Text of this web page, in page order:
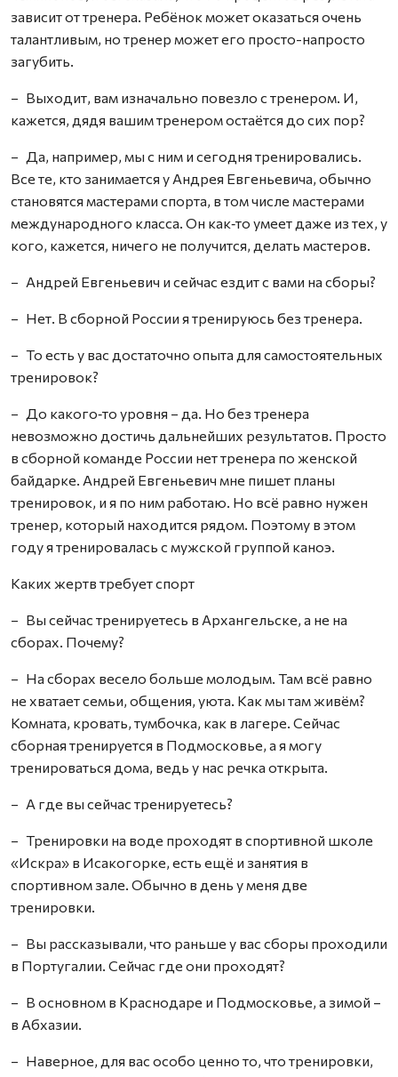
зависит от тренера. Ребёнок может оказаться очень
талантливым, но тренер может его просто-напросто
загубить.
– Выходит, вам изначально повезло с тренером. И,
кажется, дядя вашим тренером остаётся до сих пор?
– Да, например, мы с ним и сегодня тренировались.
Все те, кто занимается у Андрея Евгеньевича, обычно
становятся мастерами спорта, в том числе мастерами
международного класса. Он как‑то умеет даже из тех, у
кого, кажется, ничего не получится, делать мастеров.
– Андрей Евгеньевич и сейчас ездит с вами на сборы?
– Нет. В сборной России я тренируюсь без тренера.
– То есть у вас достаточно опыта для самостоятельных
тренировок?
– До какого‑то уровня – да. Но без тренера
невозможно достичь дальнейших результатов. Просто
в сборной команде России нет тренера по женской
байдарке. Андрей Евгеньевич мне пишет планы
тренировок, и я по ним работаю. Но всё равно нужен
тренер, который находится рядом. Поэтому в этом
году я тренировалась с мужской группой каноэ.
Каких жертв требует спорт
– Вы сейчас тренируетесь в Архангельске, а не на
сборах. Почему?
– На сборах весело больше молодым. Там всё равно
не хватает семьи, общения, уюта. Как мы там живём?
Комната, кровать, тумбочка, как в лагере. Сейчас
сборная тренируется в Подмосковье, а я могу
тренироваться дома, ведь у нас речка открыта.
– А где вы сейчас тренируетесь?
– Тренировки на воде проходят в спортивной школе
«Искра» в Исакогорке, есть ещё и занятия в
спортивном зале. Обычно в день у меня две
тренировки.
– Вы рассказывали, что раньше у вас сборы проходили
в Португалии. Сейчас где они проходят?
– В основном в Краснодаре и Подмосковье, а зимой –
в Абхазии.
– Наверное, для вас особо ценно то, что тренировки,